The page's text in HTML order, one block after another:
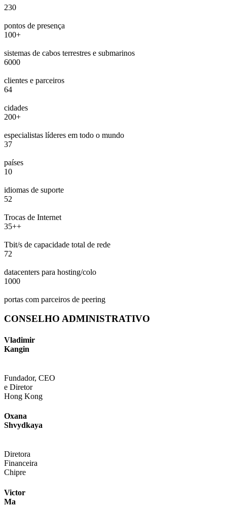
230
pontos de presença
100+
sistemas de cabos terrestres e submarinos
6000
clientes e parceiros
64
cidades
200+
especialistas líderes em todo o mundo
37
países
10
idiomas de suporte
52
Trocas de Internet
35++
Tbit/s de capacidade total de rede
72
datacenters para hosting/colo
1000
portas com parceiros de peering
CONSELHO ADMINISTRATIVO
Vladimir
Kangin
Fundador, CEO
e Diretor
Hong Kong
Oxana
Shvydkaya
Diretora
Financeira
Chipre
Victor
Ma